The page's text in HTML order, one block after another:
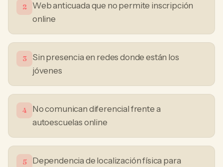
2
Web anticuada que no permite inscripción
online
3
Sin presencia en redes donde están los
jóvenes
4
No comunican diferencial frente a
autoescuelas online
5
Dependencia de localización física para